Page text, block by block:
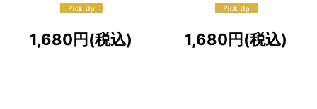
1,680円(税込) 1,680円(税込)